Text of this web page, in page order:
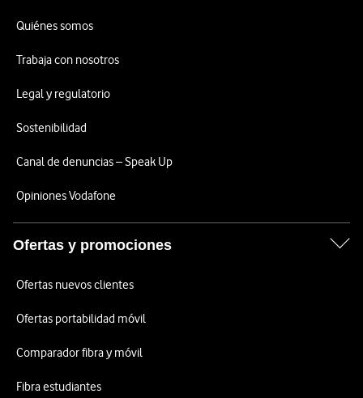
Quiénes somos
Trabaja con nosotros
Legal y regulatorio
Sostenibilidad
Canal de denuncias – Speak Up
Opiniones Vodafone
Ofertas y promociones
Ofertas nuevos clientes
Ofertas portabilidad móvil
Comparador fibra y móvil
Fibra estudiantes